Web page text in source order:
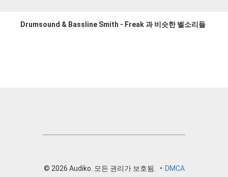
Drumsound & Bassline Smith - Freak 과 비슷한 벨소리들
© 2026 Audiko. 모든 권리가 보호됨. • DMCA